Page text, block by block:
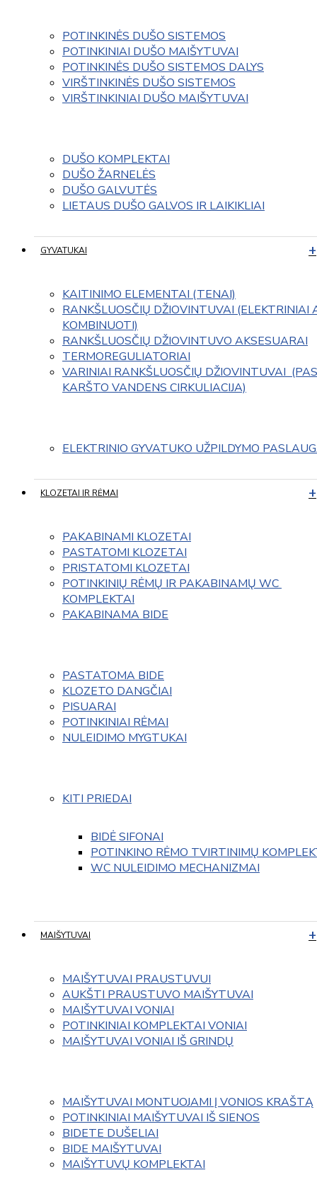
POTINKINĖS DUŠO SISTEMOS
POTINKINIAI DUŠO MAIŠYTUVAI
POTINKINĖS DUŠO SISTEMOS DALYS
VIRŠTINKINĖS DUŠO SISTEMOS
VIRŠTINKINIAI DUŠO MAIŠYTUVAI
DUŠO KOMPLEKTAI
DUŠO ŽARNELĖS
DUŠO GALVUTĖS
LIETAUS DUŠO GALVOS IR LAIKIKLIAI
GYVATUKAI
KAITINIMO ELEMENTAI (TENAI)
RANKŠLUOSČIŲ DŽIOVINTUVAI (ELEKTRINIAI
KOMBINUOTI)
RANKŠLUOSČIŲ DŽIOVINTUVO AKSESUARAI
TERMOREGULIATORIAI
VARINIAI RANKŠLUOSČIŲ DŽIOVINTUVAI
KARŠTO VANDENS CIRKULIACIJA)
ELEKTRINIO GYVATUKO UŽPILDYMO
KLOZETAI IR RĖMAI
PAKABINAMI KLOZETAI
PASTATOMI KLOZETAI
PRISTATOMI KLOZETAI
POTINKINIŲ RĖMŲ IR PAKABINAMŲ WC
KOMPLEKTAI
PAKABINAMA BIDE
PASTATOMA BIDE
KLOZETO DANGČIAI
PISUARAI
POTINKINIAI RĖMAI
NULEIDIMO MYGTUKAI
KITI PRIEDAI
BIDĖ SIFONAI
POTINKINO RĖMO TVIRTINIMŲ
WC NULEIDIMO MECHANIZMAI
MAIŠYTUVAI
MAIŠYTUVAI PRAUSTUVUI
AUKŠTI PRAUSTUVO MAIŠYTUVAI
MAIŠYTUVAI VONIAI
POTINKINIAI KOMPLEKTAI VONIAI
MAIŠYTUVAI VONIAI IŠ GRINDŲ
MAIŠYTUVAI MONTUOJAMI Į VONIOS KRAŠTĄ
POTINKINIAI MAIŠYTUVAI IŠ SIENOS
BIDETE DUŠELIAI
BIDE MAIŠYTUVAI
MAIŠYTUVŲ KOMPLEKTAI